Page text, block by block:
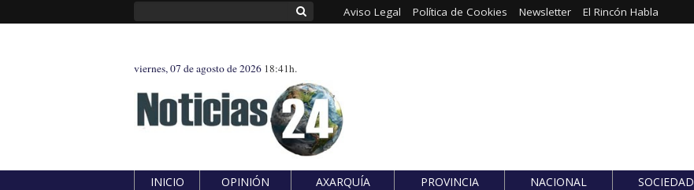
Aviso Legal Política de Cookies Newsletter El Rincón Habla
viernes, 07 de agosto de 2026 18:41h.
INICIO OPINIÓN AXARQUÍA PROVINCIA NACIONAL SOCIEDAD